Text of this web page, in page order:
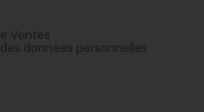
Ventes
données personnelles